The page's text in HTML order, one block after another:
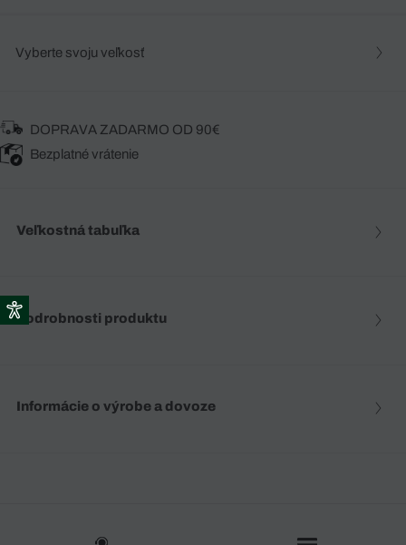
Vyberte svoju veľkosť
DOPRAVA ZADARMO OD 90€
Bezplatné vrátenie
Veľkostná tabuľka
Podrobnosti produktu
Informácie o výrobe a dovoze